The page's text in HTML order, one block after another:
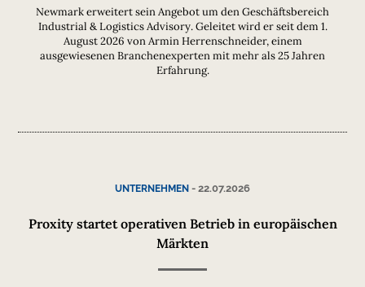
Newmark erweitert sein Angebot um den Geschäftsbereich
Industrial & Logistics Advisory. Geleitet wird er seit dem 1.
August 2026 von Armin Herrenschneider, einem
ausgewiesenen Branchenexperten mit mehr als 25 Jahren
Erfahrung.
UNTERNEHMEN - 22.07.2026
Proxity startet operativen Betrieb in europäischen
Märkten